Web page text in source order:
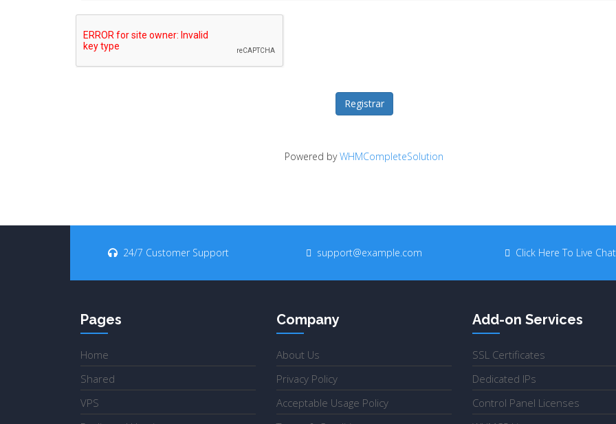
Powered byWHMCompleteSolution
24/7 Customer Support support@example.com Click Here To Live Chat
Pages
Home
Shared
VPS
Company
About Us
Privacy Policy
Acceptable Usage Policy
Add-on Services
SSL Certificates
Dedicated IPs
Control Panel Licenses